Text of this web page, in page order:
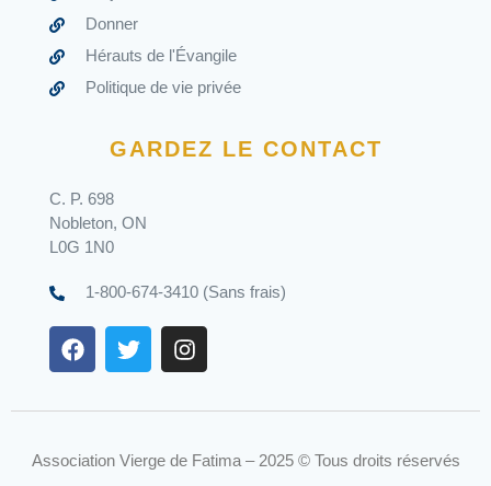
Donner
Hérauts de l'Évangile
Politique de vie privée
GARDEZ LE CONTACT
C. P. 698
Nobleton, ON
L0G 1N0
1-800-674-3410 (Sans frais)
F
a
e
o
o
T
w
t
e
r
I
n
t
g
r
Association Vierge de Fatima – 2025 © Tous droits réservés